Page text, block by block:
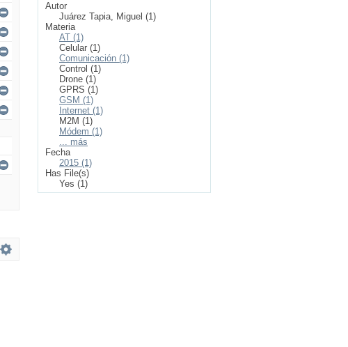
Autor
Juárez Tapia, Miguel (1)
Materia
AT (1)
Celular (1)
Comunicación (1)
Control (1)
Drone (1)
GPRS (1)
GSM (1)
Internet (1)
M2M (1)
Módem (1)
... más
Fecha
2015 (1)
Has File(s)
Yes (1)